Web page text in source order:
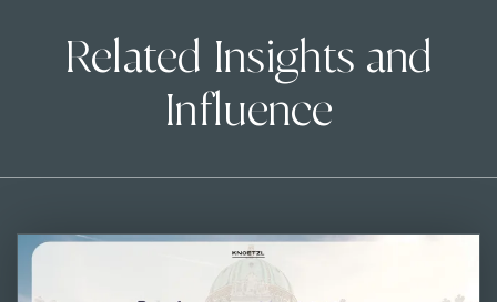
Related Insights and
Influence